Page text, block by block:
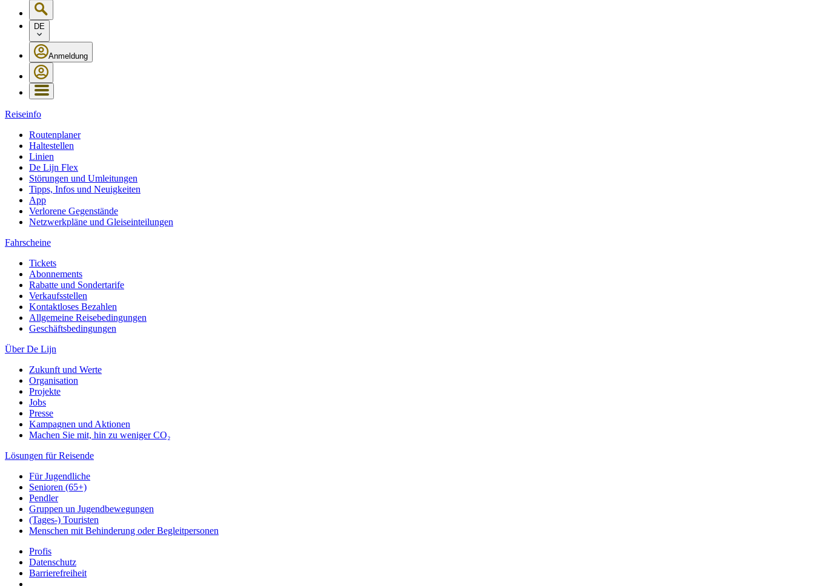
DE
Anmeldung
Reiseinfo
Routenplaner
Haltestellen
Linien
De Lijn Flex
Störungen und Umleitungen
Tipps, Infos und Neuigkeiten
App
Verlorene Gegenstände
Netzwerkpläne und Gleiseinteilungen
Fahrscheine
Tickets
Abonnements
Rabatte und Sondertarife
Verkaufsstellen
Kontaktloses Bezahlen
Allgemeine Reisebedingungen
Geschäftsbedingungen
Über De Lijn
Zukunft und Werte
Organisation
Projekte
Jobs
Presse
Kampagnen und Aktionen
Machen Sie mit, hin zu weniger CO₂
Lösungen für Reisende
Für Jugendliche
Senioren (65+)
Pendler
Gruppen un Jugendbewegungen
(Tages-) Touristen
Menschen mit Behinderung oder Begleitpersonen
Profis
Datenschutz
Barrierefreiheit